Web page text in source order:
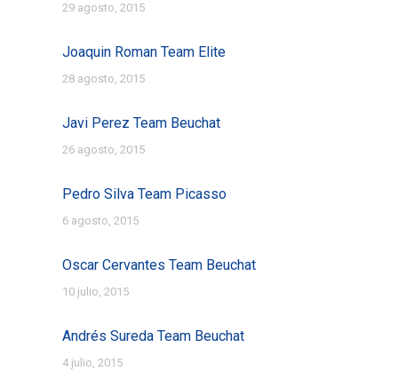
29 agosto, 2015
Joaquin Roman Team Elite
28 agosto, 2015
Javi Perez Team Beuchat
26 agosto, 2015
Pedro Silva Team Picasso
6 agosto, 2015
Oscar Cervantes Team Beuchat
10 julio, 2015
Andrés Sureda Team Beuchat
4 julio, 2015